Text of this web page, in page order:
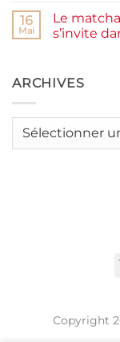
testé
Packman
Burgers &
Grande
Motte
sur
Recettes
d’été
j’ai
créé
à
16
Mai
Le
s’invite
Le
matcha
boisson
ARCHIVES
Archives
Copyright